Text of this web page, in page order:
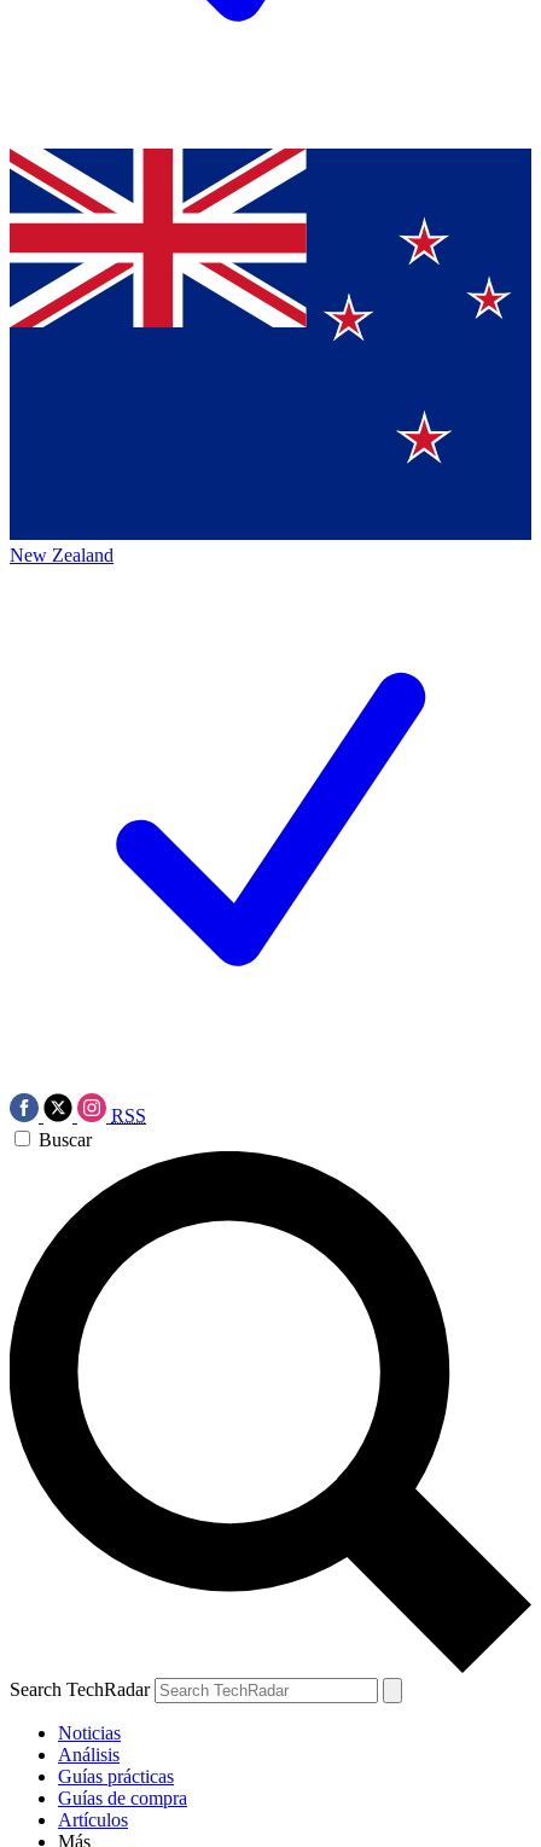
New Zealand
RSS
Buscar
Search TechRadar
Noticias
Análisis
Guías prácticas
Guías de compra
Artículos
Más